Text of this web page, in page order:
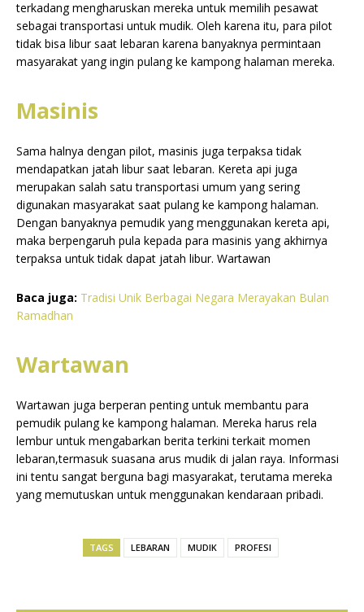
terkadang mengharuskan mereka untuk memilih pesawat
sebagai transportasi untuk mudik. Oleh karena itu, para pilot
tidak bisa libur saat lebaran karena banyaknya permintaan
masyarakat yang ingin pulang ke kampong halaman mereka.
Masinis
Sama halnya dengan pilot, masinis juga terpaksa tidak
mendapatkan jatah libur saat lebaran. Kereta api juga
merupakan salah satu transportasi umum yang sering
digunakan masyarakat saat pulang ke kampong halaman.
Dengan banyaknya pemudik yang menggunakan kereta api,
maka berpengaruh pula kepada para masinis yang akhirnya
terpaksa untuk tidak dapat jatah libur. Wartawan
Baca juga: Tradisi Unik Berbagai Negara Merayakan Bulan
Ramadhan
Wartawan
Wartawan juga berperan penting untuk membantu para
pemudik pulang ke kampong halaman. Mereka harus rela
lembur untuk mengabarkan berita terkini terkait momen
lebaran,termasuk suasana arus mudik di jalan raya. Informasi
ini tentu sangat berguna bagi masyarakat, terutama mereka
yang memutuskan untuk menggunakan kendaraan pribadi.
TAGS LEBARAN MUDIK PROFESI